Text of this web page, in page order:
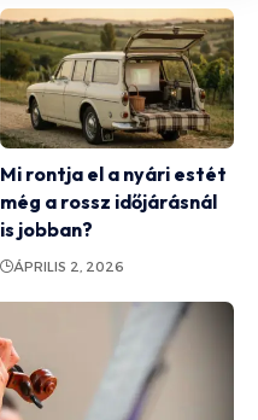
Mi rontja el a nyári estét
még a rossz időjárásnál
is jobban?
ÁPRILIS 2, 2026